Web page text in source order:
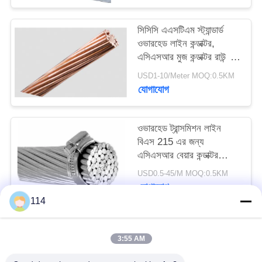
সিসিসি এএসটিএম স্ট্যান্ডার্ড
ওভারহেড লাইন কন্ডাক্টর,
এসিএসআর মুজ কন্ডাক্টর রাউন্ড
ওয়্যার
USD1-10/Meter MOQ:0.5KM
যোগাযোগ
ওভারহেড ট্রান্সমিশন লাইন
বিএস 215 এর জন্য
এসিএসআর বেয়ার কন্ডাক্টর
অ্যালুমিনিয়াম এলোয়
USD0.5-45/M MOQ:0.5KM
যোগাযোগ
114
3:55 AM